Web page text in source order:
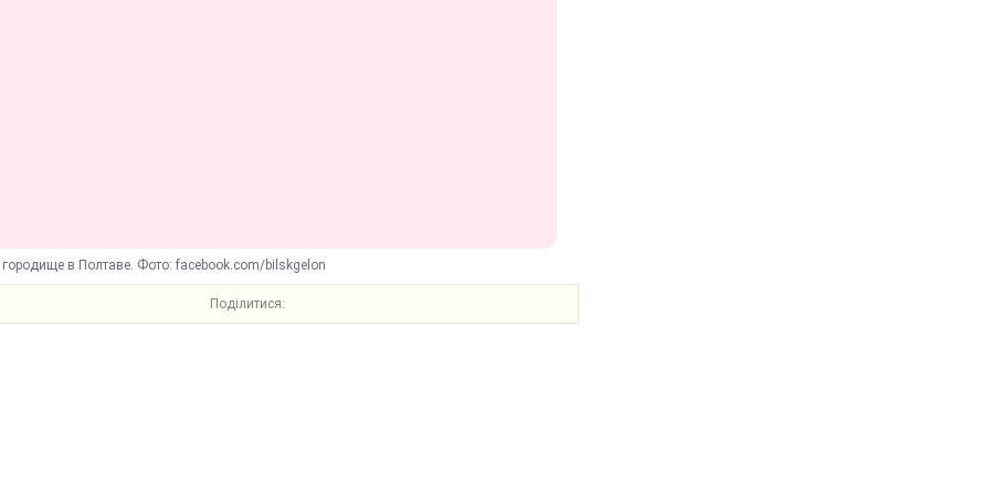
в Полтаве. Фото: facebook.com/bilskgelon
Поділитися: